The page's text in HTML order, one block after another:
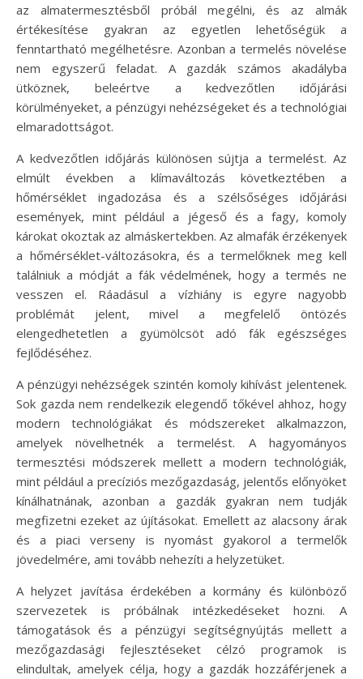
az almatermesztésből próbál megélni, és az almák
értékesítése gyakran az egyetlen lehetőségük a
fenntartható megélhetésre. Azonban a termelés növelése
nem egyszerű feladat. A gazdák számos akadályba
ütköznek, beleértve a kedvezőtlen időjárási
körülményeket, a pénzügyi nehézségeket és a technológiai
elmaradottságot.
A kedvezőtlen időjárás különösen sújtja a termelést. Az
elmúlt években a klímaváltozás következtében a
hőmérséklet ingadozása és a szélsőséges időjárási
események, mint például a jégeső és a fagy, komoly
károkat okoztak az almáskertekben. Az almafák érzékenyek
a hőmérséklet-változásokra, és a termelőknek meg kell
találniuk a módját a fák védelmének, hogy a termés ne
vesszen el. Ráadásul a vízhiány is egyre nagyobb
problémát jelent, mivel a megfelelő öntözés
elengedhetetlen a gyümölcsöt adó fák egészséges
fejlődéséhez.
A pénzügyi nehézségek szintén komoly kihívást jelentenek.
Sok gazda nem rendelkezik elegendő tőkével ahhoz, hogy
modern technológiákat és módszereket alkalmazzon,
amelyek növelhetnék a termelést. A hagyományos
termesztési módszerek mellett a modern technológiák,
mint például a precíziós mezőgazdaság, jelentős előnyöket
kínálhatnának, azonban a gazdák gyakran nem tudják
megfizetni ezeket az újításokat. Emellett az alacsony árak
és a piaci verseny is nyomást gyakorol a termelők
jövedelmére, ami tovább nehezíti a helyzetüket.
A helyzet javítása érdekében a kormány és különböző
szervezetek is próbálnak intézkedéseket hozni. A
támogatások és a pénzügyi segítségnyújtás mellett a
mezőgazdasági fejlesztéseket célzó programok is
elindultak, amelyek célja, hogy a gazdák hozzáférjenek a